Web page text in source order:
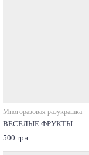
Многоразовая разукрашка
ВЕСЕЛЫЕ ФРУКТЫ
500 грн